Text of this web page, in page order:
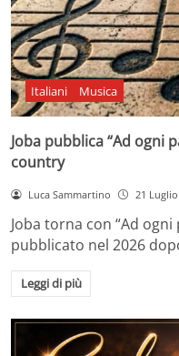
Italiani Musica
Joba pubblica “Ad ogni
country
Luca Sammartino 21
Joba torna con “Ad
pubblicato nel 2026
Leggi di più